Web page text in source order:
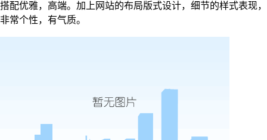
搭配优雅，高端。加上网站的布局版式设计，细节的样式表现，
非常个性，有气质。